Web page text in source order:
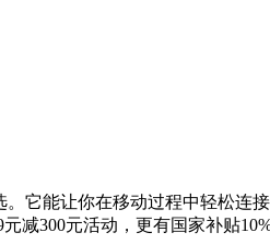
它能让你在移动过程中轻松
减300元活动，更有国家补贴